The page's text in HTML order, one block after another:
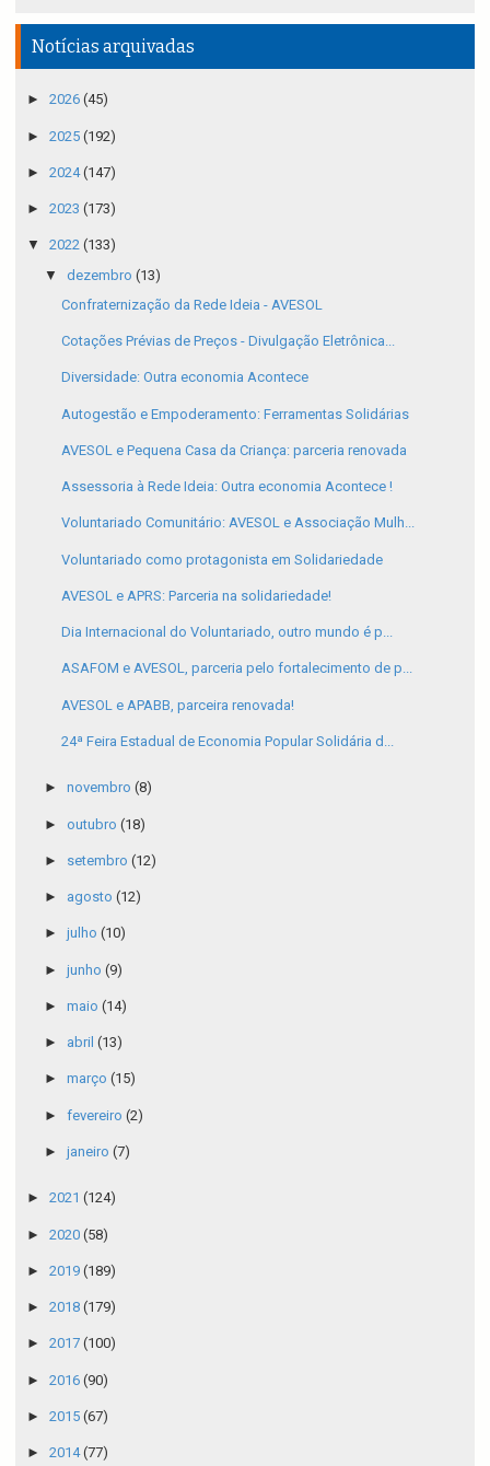
Notícias arquivadas
► 2026 (45)
► 2025 (192)
► 2024(147)
► 2023 (173)
▼ 2022 (133)
▼ dezembro (13)
Confraternização da Rede Ideia - AVESOL
Cotações Prévias de Preços - Divulgação Eletrônica...
Diversidade: Outra economia Acontece
Autogestão e Empoderamento: Ferramentas Solidárias
AVESOL e Pequena Casa da Criança: parceria renovada
Assessoria à Rede Ideia: Outra economia Acontece !
Voluntariado Comunitário: AVESOL e Associação Mulh...
Voluntariado como protagonista em Solidariedade
AVESOL e APRS: Parceria na solidariedade!
Dia Internacional do Voluntariado, outro mundo é p...
ASAFOM e AVESOL, parceria pelo fortalecimento de p...
AVESOL e APABB, parceira renovada!
24ª Feira Estadual de Economia Popular Solidária d...
► novembro (8)
► outubro (18)
► setembro (12)
► agosto (12)
► julho (10)
► junho (9)
► maio (14)
► abril (13)
► março (15)
► fevereiro (2)
► janeiro (7)
► 2021 (124)
► 2020 (58)
► 2019 (189)
► 2018 (179)
► 2017 (100)
► 2016 (90)
► 2015 (67)
► 2014(77)